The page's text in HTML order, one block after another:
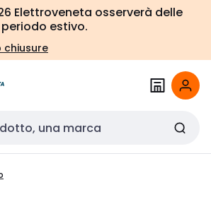
Elettroveneta osserverà delle
estivo.
chiusure